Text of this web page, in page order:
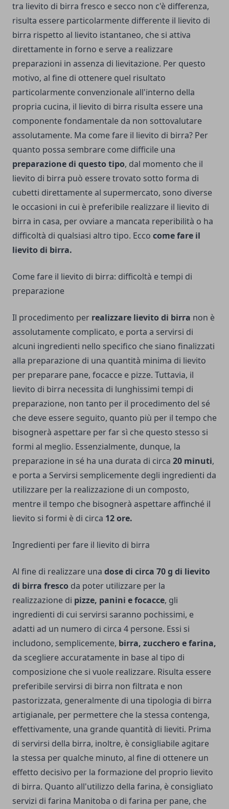
tra lievito di birra fresco e secco non c'è differenza,
risulta essere particolarmente differente il lievito di
birra rispetto al lievito istantaneo, che si attiva
direttamente in forno e serve a realizzare
preparazioni in assenza di lievitazione. Per questo
motivo, al fine di ottenere quel risultato
particolarmente convenzionale all'interno della
propria cucina, il lievito di birra risulta essere una
componente fondamentale da non sottovalutare
assolutamente. Ma come fare il lievito di birra? Per
quanto possa sembrare come difficile una
preparazione di questo tipo, dal momento che il
lievito di birra può essere trovato sotto forma di
cubetti direttamente al supermercato, sono diverse
le occasioni in cui è preferibile realizzare il lievito di
birra in casa, per ovviare a mancata reperibilità o ha
difficoltà di qualsiasi altro tipo. Ecco come fare il
lievito di birra.
Come fare il lievito di birra: difficoltà e tempi di
preparazione
Il procedimento per realizzare lievito di birra non è
assolutamente complicato, e porta a servirsi di
alcuni ingredienti nello specifico che siano finalizzati
alla preparazione di una quantità minima di lievito
per preparare pane, focacce e pizze. Tuttavia, il
lievito di birra necessita di lunghissimi tempi di
preparazione, non tanto per il procedimento del sé
che deve essere seguito, quanto più per il tempo che
bisognerà aspettare per far sì che questo stesso si
formi al meglio. Essenzialmente, dunque, la
preparazione in sé ha una durata di circa 20 minuti,
e porta a Servirsi semplicemente degli ingredienti da
utilizzare per la realizzazione di un composto,
mentre il tempo che bisognerà aspettare affinché il
lievito si formi è di circa 12 ore.
Ingredienti per fare il lievito di birra
Al fine di realizzare una dose di circa 70 g di lievito
di birra fresco da poter utilizzare per la
realizzazione di pizze, panini e focacce, gli
ingredienti di cui servirsi saranno pochissimi, e
adatti ad un numero di circa 4 persone. Essi si
includono, semplicemente, birra, zucchero e farina,
da scegliere accuratamente in base al tipo di
composizione che si vuole realizzare. Risulta essere
preferibile servirsi di birra non filtrata e non
pastorizzata, generalmente di una tipologia di birra
artigianale, per permettere che la stessa contenga,
effettivamente, una grande quantità di lieviti. Prima
di servirsi della birra, inoltre, è consigliabile agitare
la stessa per qualche minuto, al fine di ottenere un
effetto decisivo per la formazione del proprio lievito
di birra. Quanto all'utilizzo della farina, è consigliato
servizi di farina Manitoba o di farina per pane, che